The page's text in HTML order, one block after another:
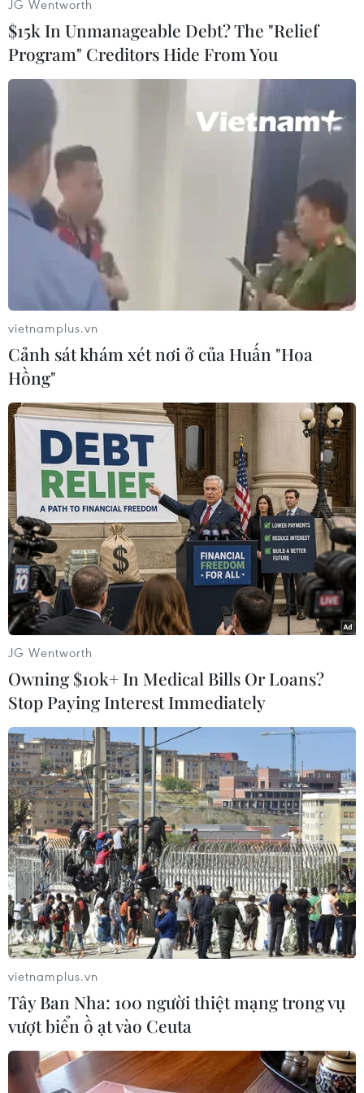
thoại di động, 2 ôtô và nhiều tài liệu liên quan.
Bước đầu cơ quan điều tra xác định số tiền các
đối tượng giao dịch đánh bạc bằng hình thức số
lô, đề trong 1 ngày là gần 1 tỷ đồng.
Chuyên án đang được tiếp tục điều tra, mở
rộng./.
Nghệ An phá đường dây
đánh bạc quy mô lớn dưới
hình thức lô đề
Lực lượng chức năng tỉnh Nghệ
An đã bắt 17 đối tượng trong
đường dây do Nguyễn Tuấn Dũng
cầm đầu, số tiền các đối tượng sử
dụng để đánh bạc dao động từ
800 triệu đồng đến 1 tỷ đồng mỗi
ngày.
(TTXVN/Vietnam+)
#đường dây ghi lô đề
#Công an tỉnh Nghệ An
#Cảnh sát Hình sự
#Nghệ An
#Hà Nội
#Bình Dương
Bình Dương
TP. Hà Nội
Nghệ An
Tp. Hồ Chí Minh
Theo dõi VietnamPlus
TIN LIÊN QUAN
JG Wentworth
$15k In Unmanageable Debt? The "Relief
Program" Creditors Hide From You
vietnamplus.vn
Cảnh sát khám xét nơi ở của Huấn "Hoa
Hồng"
JG Wentworth
Owning $10k+ In Medical Bills Or Loans?
Stop Paying Interest Immediately
vietnamplus.vn
Tây Ban Nha: 100 người thiệt mạng trong vụ
vượt biển ồ ạt vào Ceuta